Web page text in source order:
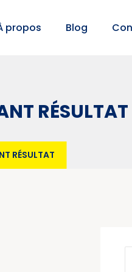
propos Blog
RÉSULTAT
RÉSULTAT